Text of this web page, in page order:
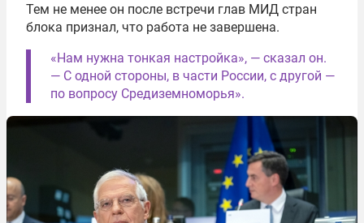
Тем не менее он после встречи глав МИД стран
блока признал, что работа не завершена.
«Нам нужна тонкая настройка», — сказал он.
— С одной стороны, в части России, с другой —
по вопросу Средиземноморья».